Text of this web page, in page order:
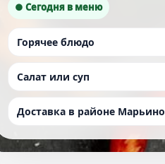
● Сегодня в меню
Горячее блюдо
Салат или суп
Доставка в районе Марьино